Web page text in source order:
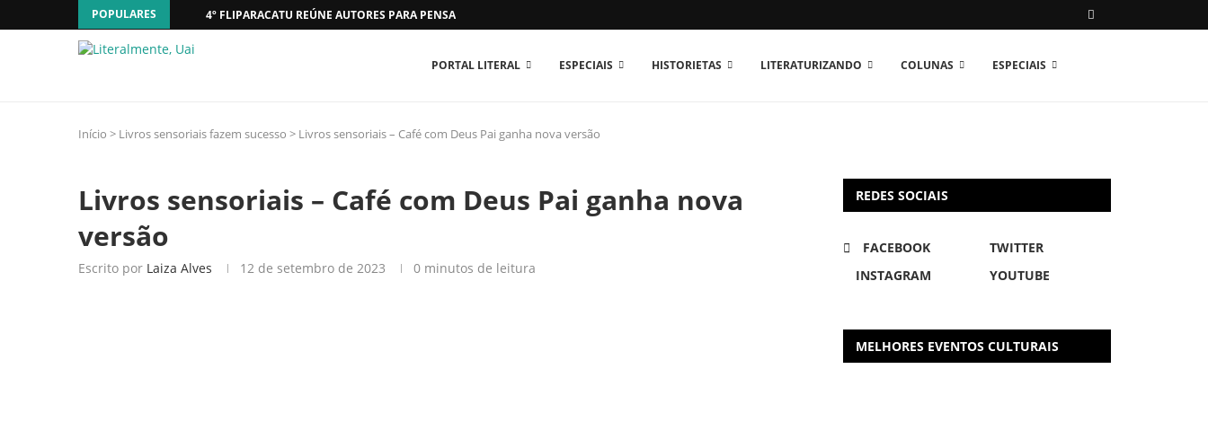
POPULARES 4º FLIPARACATU REÚNE AUTORES PARA PENSAR O MUNDO...
PORTAL LITERAL ESPECIAIS HISTORIETAS LITERATURIZANDO COLUNAS ESPECIAIS
Início > Livros sensoriais fazem sucesso > Livros sensoriais – Café com Deus Pai ganha nova versão
Livros sensoriais – Café com Deus Pai ganha nova
versão
Escrito por Laiza Alves 12 de setembro de 2023 0 minutos de leitura
REDES SOCIAIS
FACEBOOK
TWITTER
INSTAGRAM
YOUTUBE
MELHORES EVENTOS CULTURAIS